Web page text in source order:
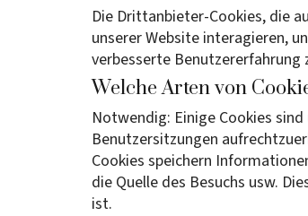
Die Drittanbieter-Cookies, die
unserer Website interagieren,
verbesserte Benutzererfahrung
Welche Arten von
Notwendig: Einige Cookies
Benutzersitzungen
Cookies speichern
die Quelle des Besuchs usw.
ist.